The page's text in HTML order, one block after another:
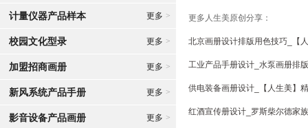
计量仪器产品样本 更多 >
校园文化型录 更多 >
加盟招商画册 更多 >
新风系统产品手册 更多 >
影音设备产品画册 更多 >
更多人生美原创分享：
北京画册设计排版用色技巧_【
工业产品手册设计_水泵画册排
供电装备画册设计_【人生美】
红酒宣传册设计_罗斯柴尔德家